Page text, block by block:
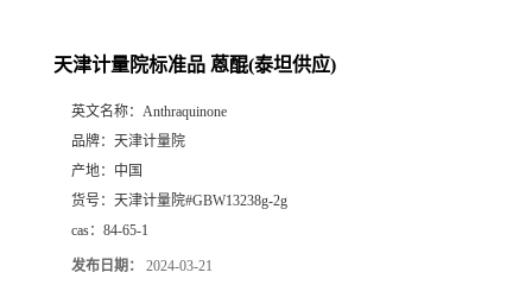
天津计量院标准品 蒽醌(泰坦供应)
英文名称： Anthraquinone
品牌： 天津计量院
产地： 中国
货号： 天津计量院#GBW13238g-2g
cas： 84-65-1
发布日期： 2024-03-21